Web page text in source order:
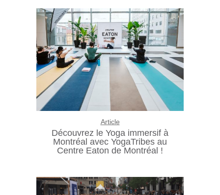
Article
Découvrez le Yoga immersif à
Montréal avec YogaTribes au
Centre Eaton de Montréal !